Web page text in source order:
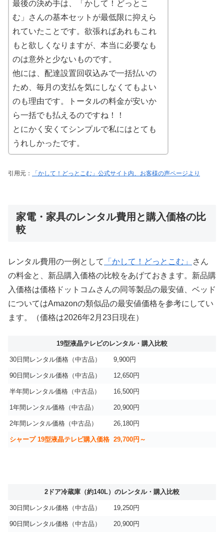
最後の決め手は、「かして！どっとこ
む」さんの基本セットが最低限に抑えら
れていたことです。欲張ればあれもこれ
もと欲しくなりますが、本当に必要なも
のは意外と少ないものです。
他には、配達設置回収込みで一括払いの
ため、毎月の支払を気にしなくてもよい
のも理由です。トータルの料金が安いか
ら一括でも払えるのですね！！
とにかく安くてシンプルで私にはとても
うれしかったです。
引用元： 「かして！どっとこむ」公式サイト内、お客様の声ページより
家電・家具のレンタル費用と購入価格の比
較
レンタル費用の一例として 「かして！どっとこむ」
さん
の料金と、新品購入価格の比較をあげておきます。新品購
入価格は価格ドットコムさんの同等製品の最安値、ベッド
についてはAmazonの類似品の最安値価格を参考にしてい
ます。（価格は2026年2月23日現在）
19型液晶テレビのレンタル・購入比較
30日間レンタル価格（中古品） 9,900円
90日間レンタル価格（中古品） 12,650円
半年間レンタル価格（中古品） 16,500円
1年間レンタル価格（中古品） 20,900円
2年間レンタル価格（中古品） 26,180円
シャープ 19型液晶テレビ購入価格 29,700円～
2ドア冷蔵庫（約140L）のレンタル・購入比較
30日間レンタル価格（中古品） 19,250円
90日間レンタル価格（中古品） 20,900円